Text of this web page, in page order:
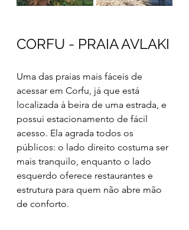
CORFU - PRAIA AVLAKI
Uma das praias mais fáceis de
acessar em Corfu, já que está
localizada à beira de uma estrada, e
possui estacionamento de fácil
acesso. Ela agrada todos os
públicos: o lado direito costuma ser
mais tranquilo, enquanto o lado
esquerdo oferece restaurantes e
estrutura para quem não abre mão
de conforto.